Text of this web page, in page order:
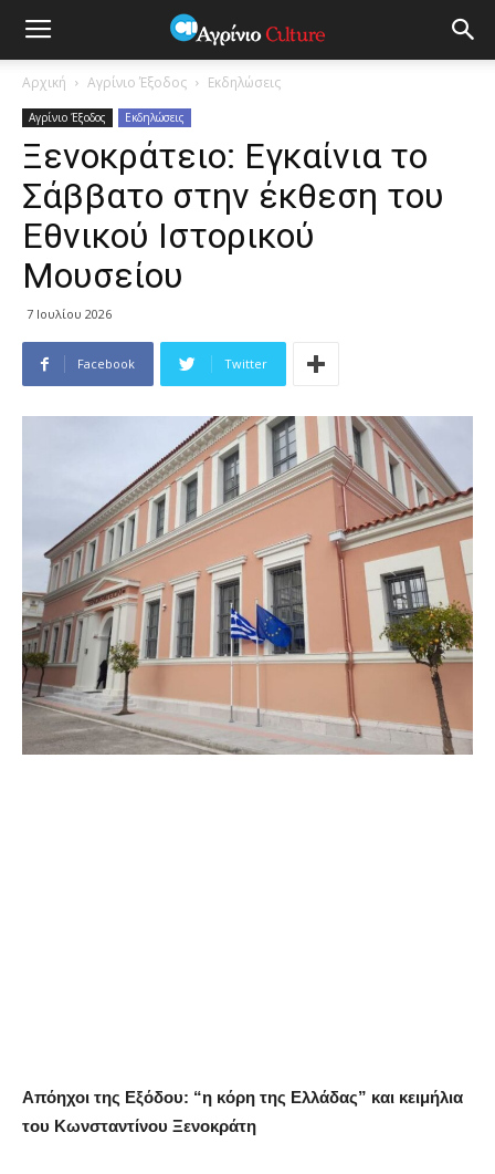
Αρχική Αγρίνιο Έξοδος Εκδηλώσεις
Αγρίνιο Έξοδος Εκδηλώσεις
Ξενοκράτειο: Eγκαίνια το
Σάββατο στην έκθεση του
Εθνικού Ιστορικού
Μουσείου
7 Ιουλίου 2026
Facebook Twitter
Απόηχοι της Εξόδου: “η κόρη της Ελλάδας” και κειμήλια
του Κωνσταντίνου Ξενοκράτη